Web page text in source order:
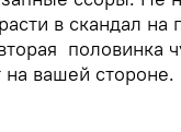
в скандал на
половинка
на вашей стороне.